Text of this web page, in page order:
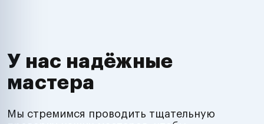
У нас надёжные
мастера
Мы стремимся проводить тщательную